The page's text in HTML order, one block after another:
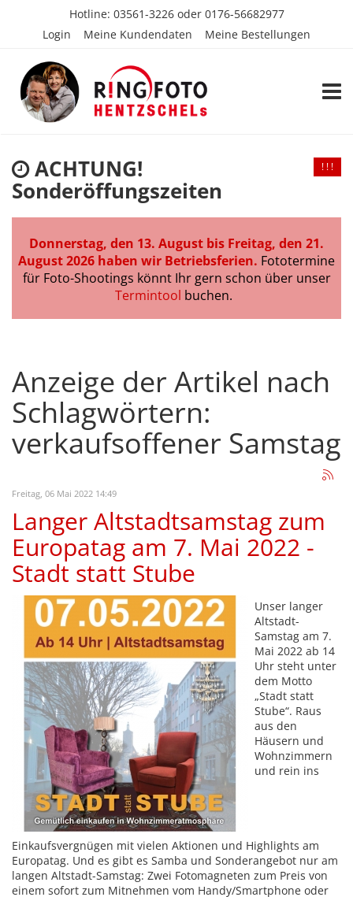
Hotline: 03561-3226oder 0176-56682977
Login
Meine Kundendaten Meine Bestellungen
ACHTUNG!
Sonderöffungszeiten
Donnerstag, den 13. August bis Freitag, den 21.
August 2026 haben wir Betriebsferien. Fototermine
für Foto-Shootings könnt Ihr gern schon über unser
Termintool buchen.
! ! !
Anzeige der Artikel nach
Schlagwörtern:
verkaufsoffener Samstag
Freitag, 06 Mai 2022 14:49
Langer Altstadtsamstag zum
Europatag am 7. Mai 2022 -
Stadt statt Stube
Unser langer
Altstadt-
Samstag am 7.
Mai 2022 ab 14
Uhr steht unter
dem Motto
„Stadt statt
Stube“. Raus
aus den
Häusern und
Wohnzimmern
und rein ins
Einkaufsvergnügen mit vielen Aktionen und Highlights am
Europatag. Und es gibt es Samba und Sonderangebot nur am
langen Altstadt-Samstag: Zwei Fotomagneten zum Preis von
einem sofort zum Mitnehmen vom Handy/Smartphone oder